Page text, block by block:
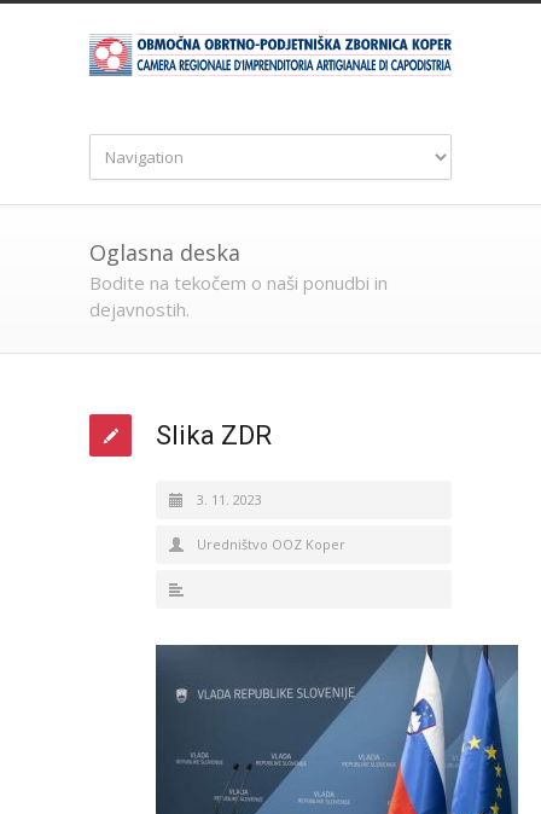
Oglasna deska
Bodite na tekočem o naši ponudbi in
dejavnostih.
Slika ZDR
3. 11. 2023
Uredništvo OOZ Koper